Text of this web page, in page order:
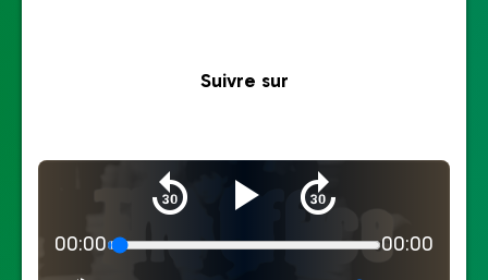
Suivre sur
00:00 00:00